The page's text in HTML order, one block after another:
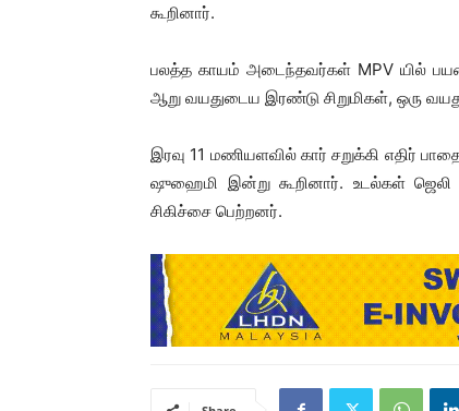
கூறினார்.
பலத்த காயம் அடைந்தவர்கள் MPV யில்
ஆறு வயதுடைய இரண்டு சிறுமிகள், ஒரு
இரவு 11 மணியளவில் கார் சறுக்கி எதிர்
ஷுஹைமி இன்று கூறினார். உடல்கள்
சிகிச்சை பெற்றனர்.